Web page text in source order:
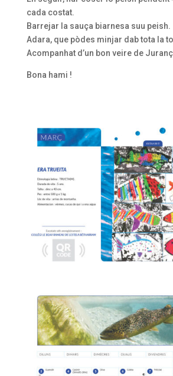
cada costat.
Barrejar la sauça biarnesa suu peish.
Adara, que pòdes minjar dab tota la
Acompanhat d’un bon veire de
Bona hami !